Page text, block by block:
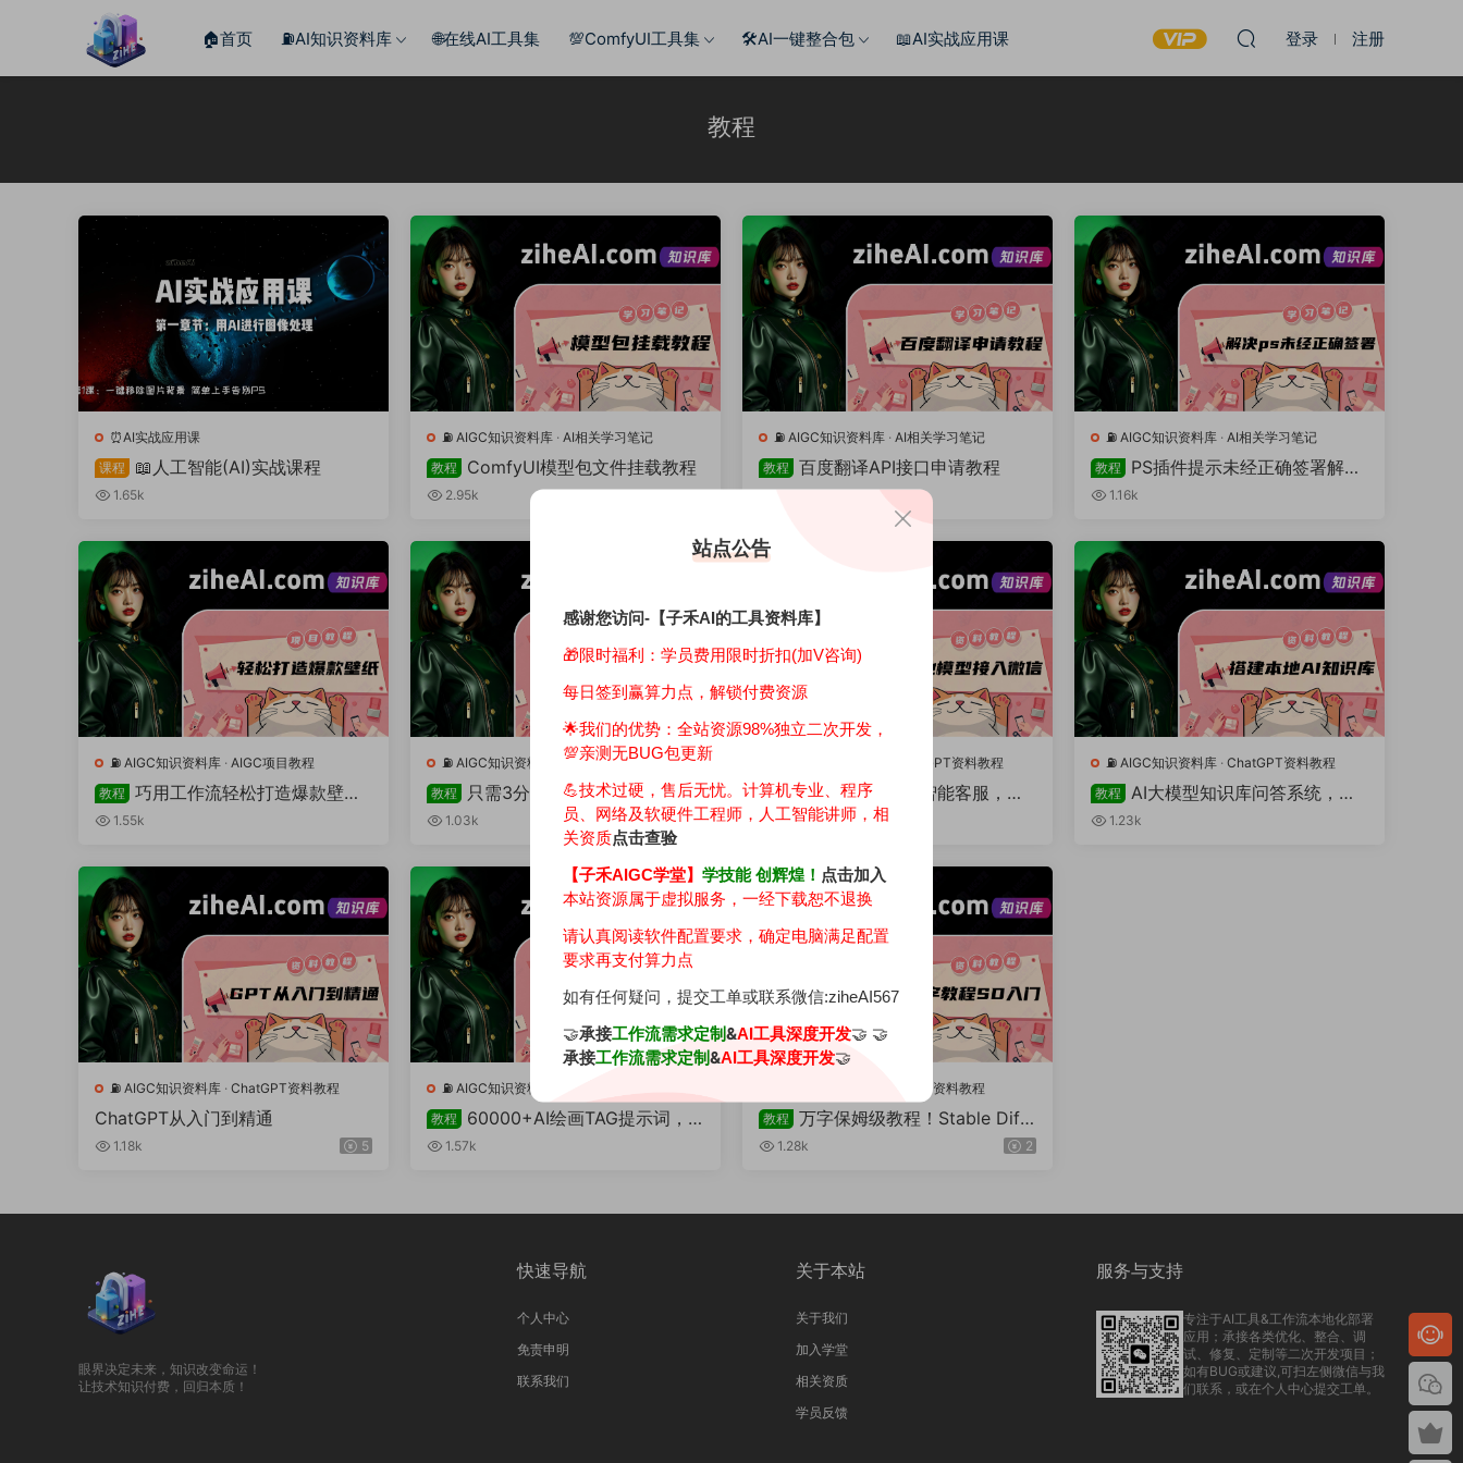
🏠首页 ⛽️AI知识资料库 🌐在线AI工具集 💯ComfyUI工具集 🛠️AI一键整合包 📖AI实战应用课 登录 注册
教程
⏰AI实战应用课
课程
📖人工智能(AI)实战课程
1.65k
⛽️ AIGC知识资料库 · AI相关学习笔记
教程
ComfyUI模型包文件挂载教程
2.95k
⛽️ AIGC知识资料库 · AI相关学习笔记
教程
百度翻译API接口申请教程
1.88k
⛽️ AIGC知识资料库 · AI相关学习笔记
教程
PS插件提示未经正确签署解决
方法1.16k
⛽️ AIGC知识资料库 · AIGC项目教程
教程
巧用工作流轻松打造爆款壁纸
号 1.55k
⛽️ AIGC知识资料库
ChatGPT资料教程
教程
只需3分钟，微调大模型，基于
LLaMA3-8B 微调一个属于你自己的
1.03k
ChatGPT资料教程
教程 实现微信内的AI智能客服，手
把手教你把AI大模型本地知识库问答
1.22k
⛽️ AIGC知识资料库 · ChatGPT资料教程
教程
AI大模型知识库问答系统，手
把手教你构建一个 本地化的，免费
1.23k
⛽️ AIGC知识资料库 · ChatGPT资料教程
ChatGPT从入门到精通
1.18k 5
⛽️ AIGC知识资料库
教程
60000+AI绘画TAG提示词，
关键词汇总(含成品效果图)
1.57k
AI绘画资料教程
教程
万字保姆级教程！Stable Diffu
sion 完整入门指南
1.28k 2
眼界决定未来，知识改变命运！
让技术知识付费，回归本质！
快速导航
个人中心
免责申明
联系我们
关于本站
关于我们
加入学堂
相关资质
学员反馈
服务与支持
专注于AI工具&工作流本地化部署
应用；承接各类优化、整合、调
试、修复、定制等二次开发项目；
如有BUG或建议,可扫左侧微信与我
们联系，或在个人中心提交工单。
站点公告
感谢您访问-【子禾AI的工具资料库】
🎁限时福利：学员费用限时折扣(加V咨询)
每日签到赢算力点，解锁付费资源
🌟我们的优势： 全站资源98%独立二次开发，
💯亲测无BUG包更新
💪技术过硬，售后无忧。计算机专业、程序
员、网络及软硬件工程师，人工智能讲师，相
关资质点击查验
【子禾AIGC学堂】 学技能 创辉煌！ 点击加入
本站资源属于虚拟服务，一经下载恕不退换
请认真阅读软件配置要求，确定电脑满足配置
要求再支付算力点
如有任何疑问，提交工单或联系微信:ziheAI567
🤝承接工作流需求定制&AI工具深度开发🤝 🤝
承接工作流需求定制&AI工具深度开发🤝